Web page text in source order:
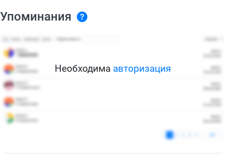
Упоминания
Необходима авторизация